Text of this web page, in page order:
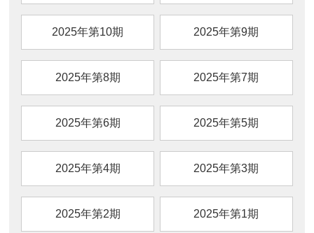
2025年第10期 2025年第9期
2025年第8期 2025年第7期
2025年第6期 2025年第5期
2025年第4期 2025年第3期
2025年第2期 2025年第1期